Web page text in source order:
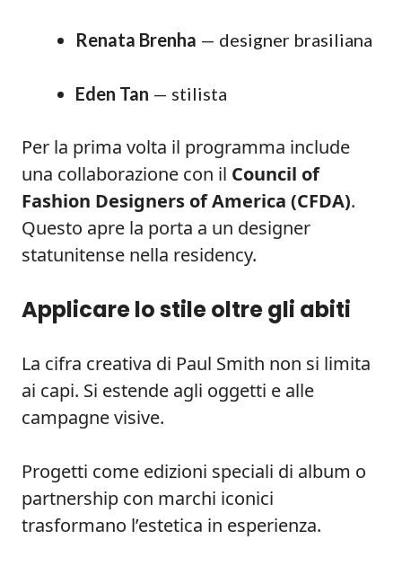
Renata Brenha — designer brasiliana
Eden Tan — stilista
Per la prima volta il programma include
una collaborazione con il Council of
Fashion Designers of America (CFDA).
Questo apre la porta a un designer
statunitense nella residency.
Applicare lo stile oltre gli abiti
La cifra creativa di Paul Smith non si limita
ai capi. Si estende agli oggetti e alle
campagne visive.
Progetti come edizioni speciali di album o
partnership con marchi iconici
trasformano l’estetica in esperienza.